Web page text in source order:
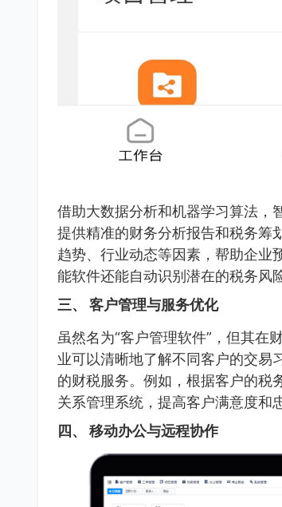
借助大数据分析和机器学习算法，
提供精准的财务分析报告和税务筹
趋势、行业动态等因素，帮助企业
能软件还能自动识别潜在的税务风
三、 客户管理与服务优化
虽然名为“客户管理软件”，但其在
业可以清晰地了解不同客户的交易
的财税服务。例如，根据客户的税
关系管理系统，提高客户满意度和
四、 移动办公与远程协作